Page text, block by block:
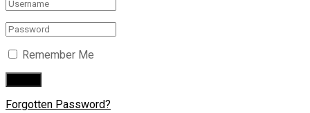
Remember Me
Forgotten Password?